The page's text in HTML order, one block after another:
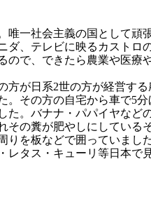
一社会主義の国として頑
ダ、テレビに映るカストロ
ので、できたら農業や医療
が日系2世の方が経営する
。その方の自宅から車で5
。バナナ・パパイヤなど
その糞が肥やしにしている
りを板などで囲っていまし
レタス・キューリ等日本で